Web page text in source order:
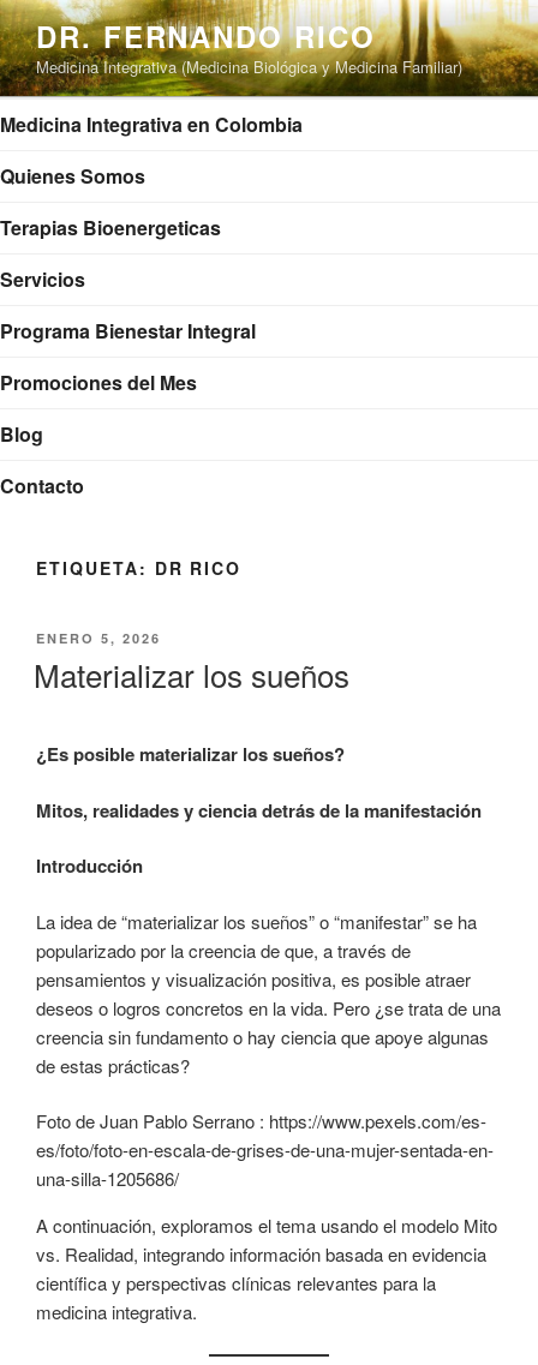
Saltar
al
contenido
DR. FERNANDO RICO
Medicina Integrativa (Medicina Biológica y Medicina Familiar)
Medicina Integrativa en Colombia
Quienes Somos
Terapias Bioenergeticas
Servicios
Programa Bienestar Integral
Promociones del Mes
Blog
Contacto
ETIQUETA: DR RICO
PUBLICADO
ENERO 5, 2026
Materializar los sueños
¿Es posible materializar los sueños?
Mitos, realidades y ciencia detrás de la manifestación
Introducción
La idea de “materializar los sueños” o “manifestar” se ha
popularizado por la creencia de que, a través de
pensamientos y visualización positiva, es posible atraer
deseos o logros concretos en la vida. Pero ¿se trata de una
creencia sin fundamento o hay ciencia que apoye algunas
de estas prácticas?
Foto de Juan Pablo Serrano : https://www.pexels.com/es-
es/foto/foto-en-escala-de-grises-de-una-mujer-sentada-en-
una-silla-1205686/
A continuación, exploramos el tema usando el modelo Mito
vs. Realidad, integrando información basada en evidencia
científica y perspectivas clínicas relevantes para la
medicina integrativa.